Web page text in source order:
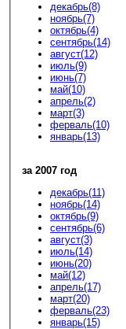
декабрь(8)
ноябрь(7)
октябрь(4)
сентябрь(14)
август(12)
июль(9)
июнь(7)
май(10)
апрель(2)
март(3)
ферваль(10)
январь(13)
за 2007 год
декабрь(11)
ноябрь(14)
октябрь(9)
сентябрь(6)
август(3)
июль(14)
июнь(20)
май(12)
апрель(17)
март(20)
ферваль(23)
январь(15)